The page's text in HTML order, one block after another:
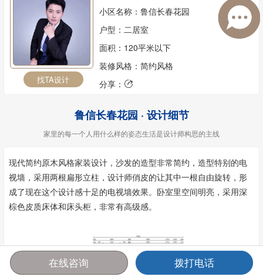
找TA设计
小区名称：鲁信长春花园
户型：二居室
面积：120平米以下
装修风格：简约风格
分享： 
鲁信长春花园 · 设计细节
家里的每一个人用什么样的姿态生活是设计师构思的主线
现代简约原木风格家装设计，沙发的造型非常简约，造型特别的电
视墙，采用两根扁形立柱，设计师俏皮的让其中一根自由旋转，形
成了现在这个设计感十足的电视墙效果。卧室里空间明亮，采用深
棕色皮质床体和床头柜，非常有高级感。
首页 报价 电话 咨询
在线咨询 拨打电话